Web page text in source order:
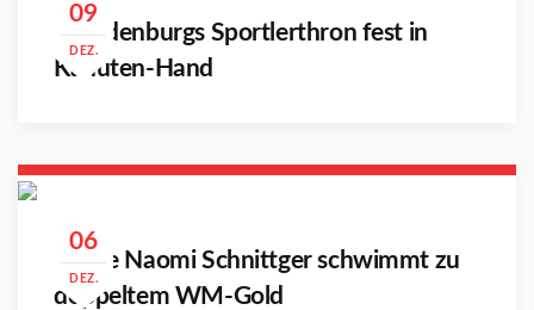
09
DEZ.
Brandenburgs Sportlerthron fest in
Kanuten-Hand
06
DEZ.
Maike Naomi Schnittger schwimmt zu
doppeltem WM-Gold